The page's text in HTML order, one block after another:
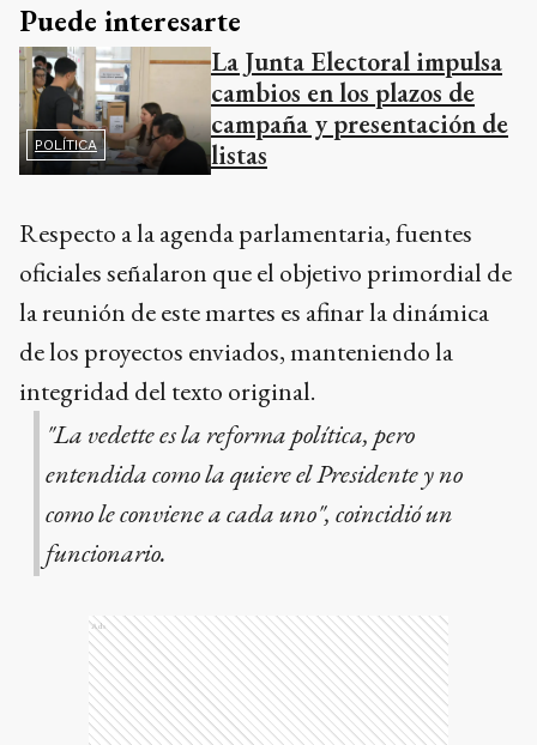
Puede interesarte
POLÍTICA
La Junta Electoral impulsa
cambios en los plazos de
campaña y presentación de
listas
Respecto a la agenda parlamentaria, fuentes
oficiales señalaron que el objetivo primordial de
la reunión de este martes es afinar la dinámica
de los proyectos enviados, manteniendo la
integridad del texto original.
"La vedette es la reforma política, pero
entendida como la quiere el Presidente y no
como le conviene a cada uno", coincidió un
funcionario.
Ads